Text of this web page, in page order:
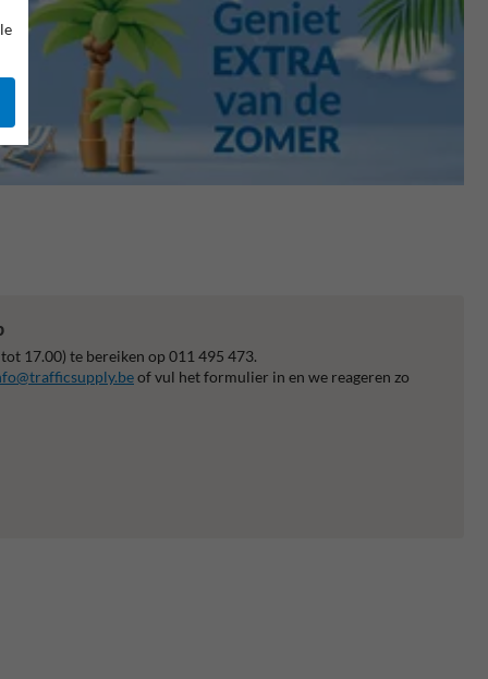
17.00) te bereiken op 011 495 473.
of vul het formulier in en we reageren zo